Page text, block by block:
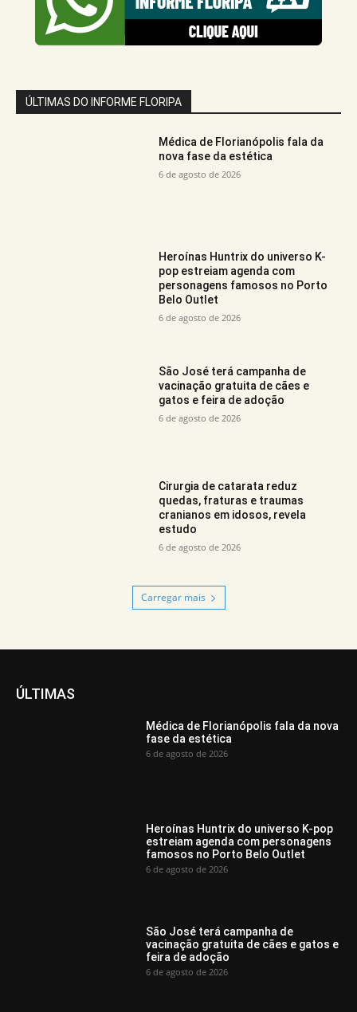
ÚLTIMAS DO INFORME FLORIPA
Médica de Florianópolis fala da
nova fase da estética
6 de agosto de 2026
Heroínas Huntrix do universo K-
pop estreiam agenda com
personagens famosos no Porto
Belo Outlet
6 de agosto de 2026
São José terá campanha de
vacinação gratuita de cães e
gatos e feira de adoção
6 de agosto de 2026
Cirurgia de catarata reduz
quedas, fraturas e traumas
cranianos em idosos, revela
estudo
6 de agosto de 2026
Carregar mais
ÚLTIMAS
Médica de Florianópolis fala da nova
fase da estética
6 de agosto de 2026
Heroínas Huntrix do universo K-pop
estreiam agenda com personagens
famosos no Porto Belo Outlet
6 de agosto de 2026
São José terá campanha de
vacinação gratuita de cães e gatos e
feira de adoção
6 de agosto de 2026